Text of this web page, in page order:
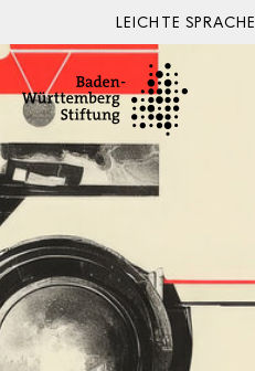
Zum Inhalt springen
LEICHTE SPRACHE